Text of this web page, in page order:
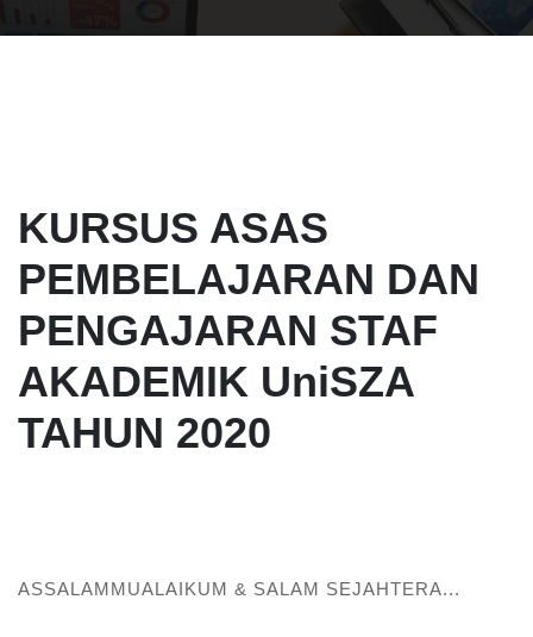
KURSUS ASAS
PEMBELAJARAN DAN
PENGAJARAN STAF
AKADEMIK UniSZA
TAHUN 2020
ASSALAMMUALAIKUM & SALAM SEJAHTERA...